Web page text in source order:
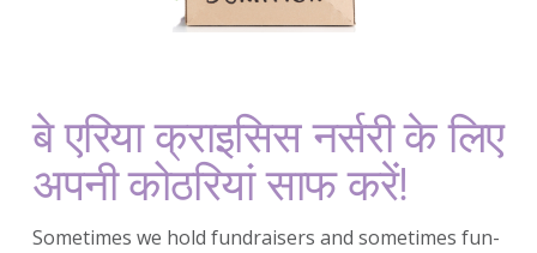
बे एरिया क्राइसिस नर्सरी के लिए
अपनी कोठरियां साफ करें!
Sometimes we hold fundraisers and sometimes fun-